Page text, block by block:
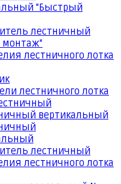
"Быстрый
лестничный
лестничного лотка
лестничного лотка
вертикальный
лестничный
лестничного лотка